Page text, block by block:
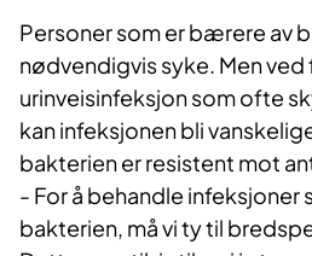
Personer som er bærere av
nødvendigvis syke. Men
urinveisinfeksjon som ofte
kan infeksjonen bli
bakterien er resistent mot
- For å behandle infeksjoner
bakterien, må vi ty til